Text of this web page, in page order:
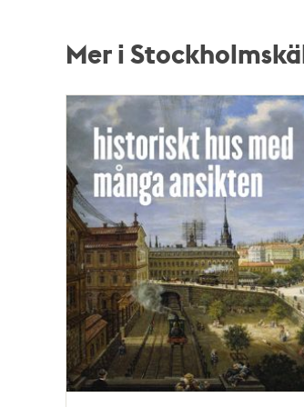
Mer i
Relaterade
poster
och
teman